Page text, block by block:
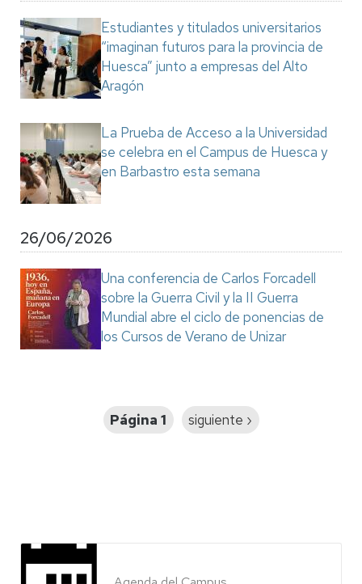
Estudiantes y titulados universitarios
“imaginan futuros para la provincia de
Huesca” junto a empresas del Alto
Aragón
La Prueba de Acceso a la Universidad
se celebra en el Campus de Huesca y
en Barbastro esta semana
26/06/2026
Una conferencia de Carlos Forcadell
sobre la Guerra Civil y la II Guerra
Mundial abre el ciclo de ponencias de
los Cursos de Verano de Unizar
Página 1
Siguiente
siguiente ›